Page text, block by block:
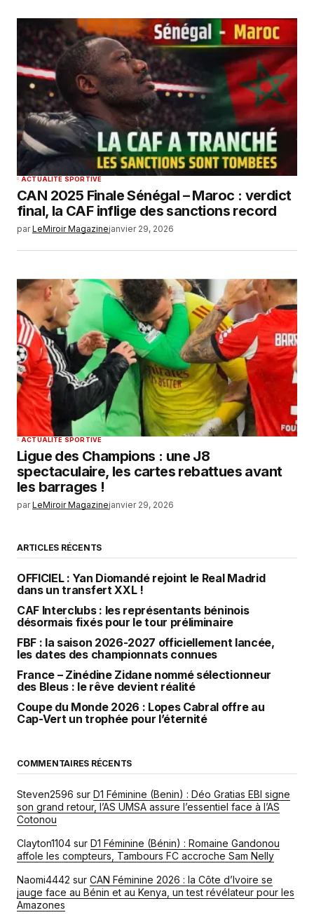
ACTUALITÉ SPORTIVE
CAN 2025 Finale Sénégal – Maroc : verdict
final, la CAF inflige des sanctions record
par LeMiroir Magazinejanvier 29, 2026
ACTUALITÉ SPORTIVE
Ligue des Champions : une J8
spectaculaire, les cartes rebattues avant
les barrages !
par LeMiroir Magazinejanvier 29, 2026
ARTICLES RÉCENTS
OFFICIEL : Yan Diomandé rejoint le Real Madrid
dans un transfert XXL !
CAF Interclubs : les représentants béninois
désormais fixés pour le tour préliminaire
FBF : la saison 2026-2027 officiellement lancée,
les dates des championnats connues
France – Zinédine Zidane nommé sélectionneur
des Bleus : le rêve devient réalité
Coupe du Monde 2026 : Lopes Cabral offre au
Cap-Vert un trophée pour l’éternité
COMMENTAIRES RÉCENTS
Steven2596 sur D1 Féminine (Benin) : Déo Gratias EBI signe
son grand retour, l’AS UMSA assure l’essentiel face à l’AS
Cotonou
Clayton1104 sur D1 Féminine (Bénin) : Romaine Gandonou
affole les compteurs, Tambours FC accroche Sam Nelly
Naomi4442 sur CAN Féminine 2026 : la Côte d’Ivoire se
jauge face au Bénin et au Kenya, un test révélateur pour les
Amazones